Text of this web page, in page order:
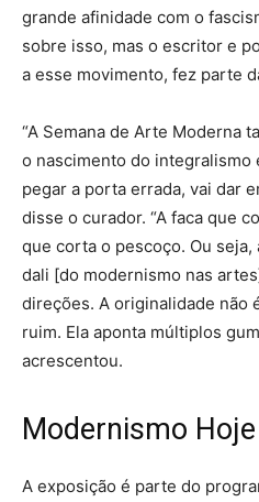
grande afinidade com o
sobre isso, mas o escritor e
a esse movimento, fez parte
“A Semana de Arte Moderna
o nascimento do integralismo
pegar a porta errada, vai dar
disse o curador. “A faca que
que corta o pescoço. Ou
dali [do modernismo nas
direções. A originalidade não
ruim. Ela aponta múltiplos
acrescentou.
Modernismo Hoje
A exposição é parte do